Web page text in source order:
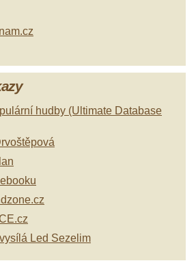
hudby (Ultimate Database
Led Sezelim